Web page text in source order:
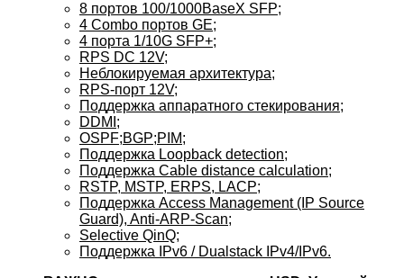
8 портов 100/1000BaseX SFP;
4 Combo портов GE;
4 порта 1/10G SFP+;
RPS DC 12V;
Неблокируемая архитектура;
RPS-порт 12V;
Поддержка аппаратного стекирования;
DDMI;
OSPF;BGP;PIM;
Поддержка Loopback detection;
Поддержка Cable distance calculation;
RSTP, MSTP, ERPS, LACP;
Поддержка Access Management (IP Source
Guard), Anti-ARP-Scan;
Selective QinQ;
Поддержка IPv6 / Dualstack IPv4/IPv6.